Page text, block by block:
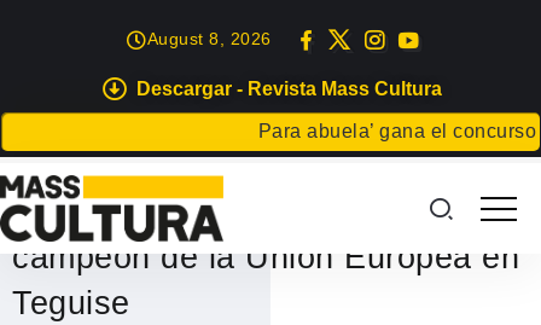
Descargar - Revista Mass Cultura
Para abuela’ gana el concurso Carta
August 8, 2026
DEPORTES
Robert Hilario “Tiburón”
defenderá el cinturón de
campeón de la Unión Europea en
Teguise